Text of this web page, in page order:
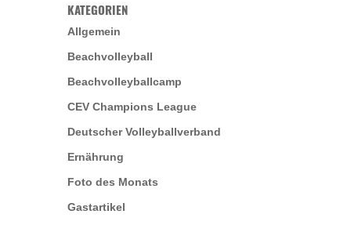
KATEGORIEN
Allgemein
Beachvolleyball
Beachvolleyballcamp
CEV Champions League
Deutscher Volleyballverband
Ernährung
Foto des Monats
Gastartikel